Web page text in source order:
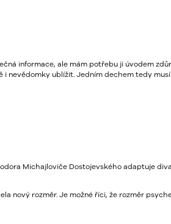
informace, ale mám potřebu ji úvodem
nevědomky ublížit. Jedním dechem tedy
Michajloviče Dostojevského adaptuje
nový rozměr. Je možné říci, že rozměr